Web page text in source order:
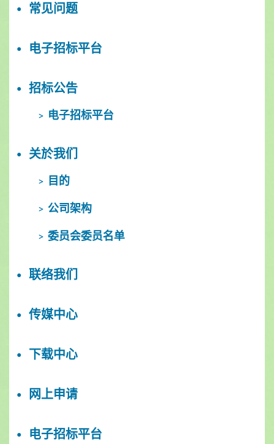
常见问题
电子招标平台
招标公告
电子招标平台
关於我们
目的
公司架构
委员会委员名单
联络我们
传媒中心
下载中心
网上申请
电子招标平台